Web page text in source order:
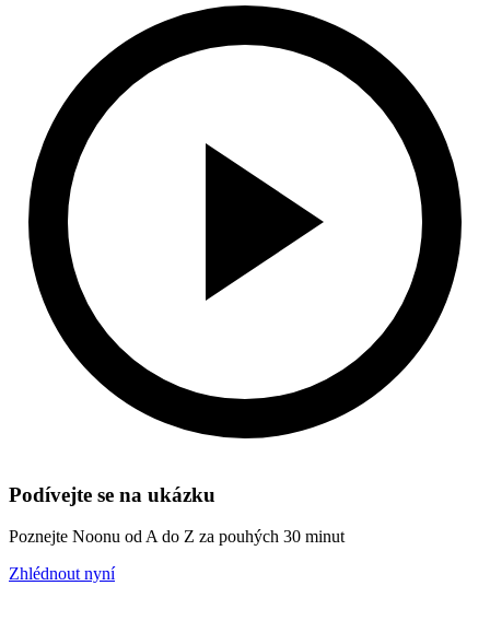
Podívejte se na ukázku
Poznejte Noonu od A do Z za pouhých 30 minut
Zhlédnout nyní